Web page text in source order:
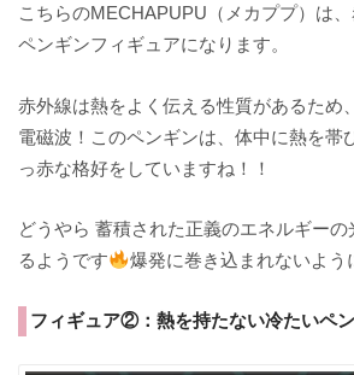
こちらのMECHAPUPU（メカププ）は
ペンギンフィギュアになります。
赤外線は熱をよく伝える性質があるため
電磁波！このペンギンは、体中に熱を帯
っ赤な格好をしていますね！！
どうやら 蓄積された正義のエネルギー
るようです
爆発に巻き込まれないよう
フィギュア②：熱を持たない冷たいペ